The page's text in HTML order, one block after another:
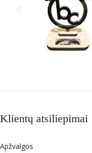
Klientų atsiliepimai
Apžvalgos